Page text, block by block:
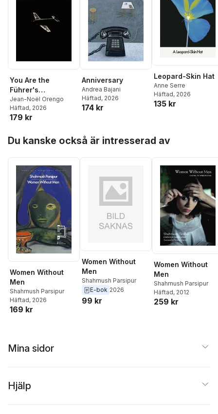
You Are the
Führer's
Unrequited Love
Jean-Noël Orengo
Häftad, 2026
179 kr
Anniversary
Andrea Bajani
Häftad, 2026
174 kr
Leopard-Skin Hat
Anne Serre
Häftad, 2026
135 kr
Du kanske också är intresserad av
Women Without
Men
Shahrnush Parsipur
Häftad, 2026
169 kr
Women Without
Men
Shahrnush Parsipur
E-bok 2026
99 kr
Women Without
Men
Shahrnush Parsipur
Häftad, 2012
259 kr
Mina sidor
Hjälp